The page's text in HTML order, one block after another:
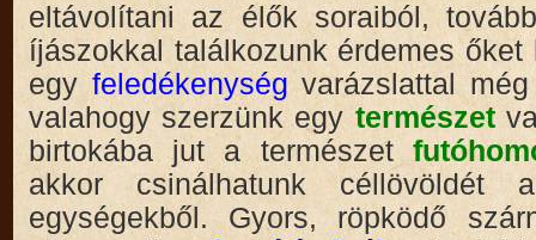
eltávolítani az élők soraiból,
íjászokkal találkozunk érdemes őket
egyfeledékenységvarázslattal
valahogy szerzünk egy természet
birtokába jut a természet
akkor csinálhatunk céllövöldét
egységekből. Gyors, röpködő